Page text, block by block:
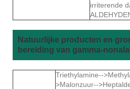
irriterende
Natuurlijke producten en
bereiding van gamma-
Triethylamine--
>Malonzuur--